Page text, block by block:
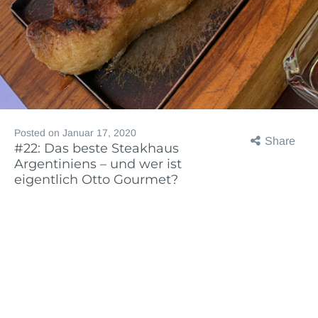
Share
Posted on Januar 17, 2020
#22: Das beste Steakhaus
Argentiniens – und wer ist
eigentlich Otto Gourmet?